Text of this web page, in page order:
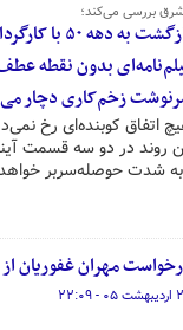
بررسی می‌کند؛
بازگشت به دهه
بدون نقطه
زخم‌کاری دچار
اتفاق کوبنده‌ای رخ
روند در دو سه قسمت
شدت حوصله‌سربر
مهران غفوریان